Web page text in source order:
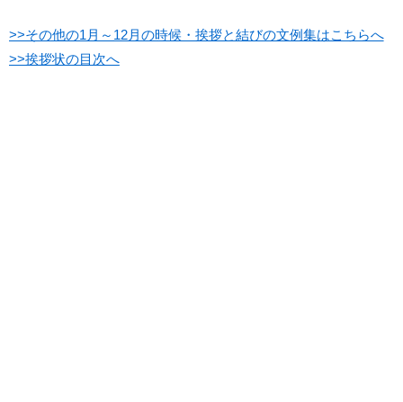
>>その他の1月～12月の時候・挨拶と結びの文例集はこちらへ
>>挨拶状の目次へ